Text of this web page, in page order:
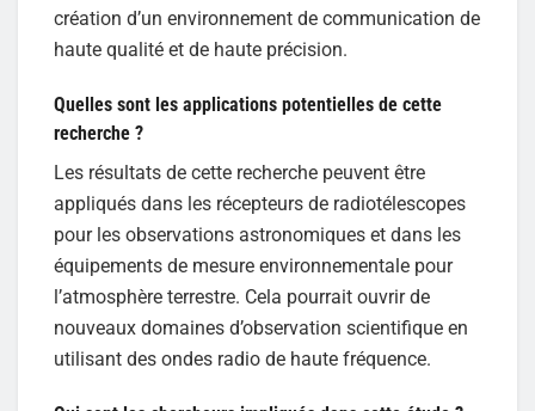
création d’un environnement de communication de
haute qualité et de haute précision.
Quelles sont les applications potentielles de cette
recherche ?
Les résultats de cette recherche peuvent être
appliqués dans les récepteurs de radiotélescopes
pour les observations astronomiques et dans les
équipements de mesure environnementale pour
l’atmosphère terrestre. Cela pourrait ouvrir de
nouveaux domaines d’observation scientifique en
utilisant des ondes radio de haute fréquence.